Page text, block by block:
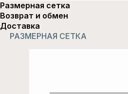
Размерная сетка
Возврат и обмен
Доставка
РАЗМЕРНАЯ СЕТКА